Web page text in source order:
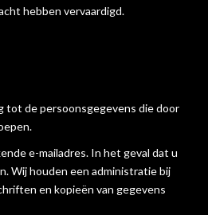
hebben vervaardigd.
tot de persoonsgegevens die door
e-mailadres. In het geval dat u
Wij houden een administratie bij
en kopieën van gegevens